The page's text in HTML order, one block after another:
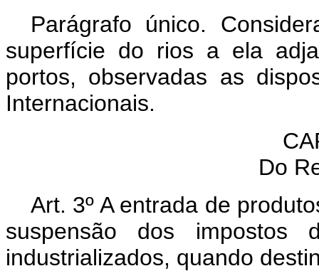
Parágrafo único.
superfície do rios a ela
portos, observadas as
Internacionais.
Do
Art. 3º A entrada de
suspensão dos impostos
industrializados, quando